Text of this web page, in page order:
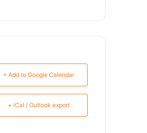
+ Add to Google Calendar
+ iCal / Outlook export